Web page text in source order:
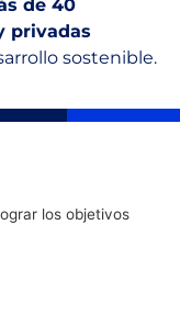
de 40
privadas
sostenible.
los objetivos